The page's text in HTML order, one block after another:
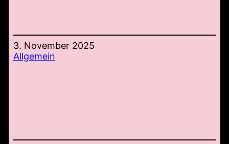
3. November 2025
Allgemein